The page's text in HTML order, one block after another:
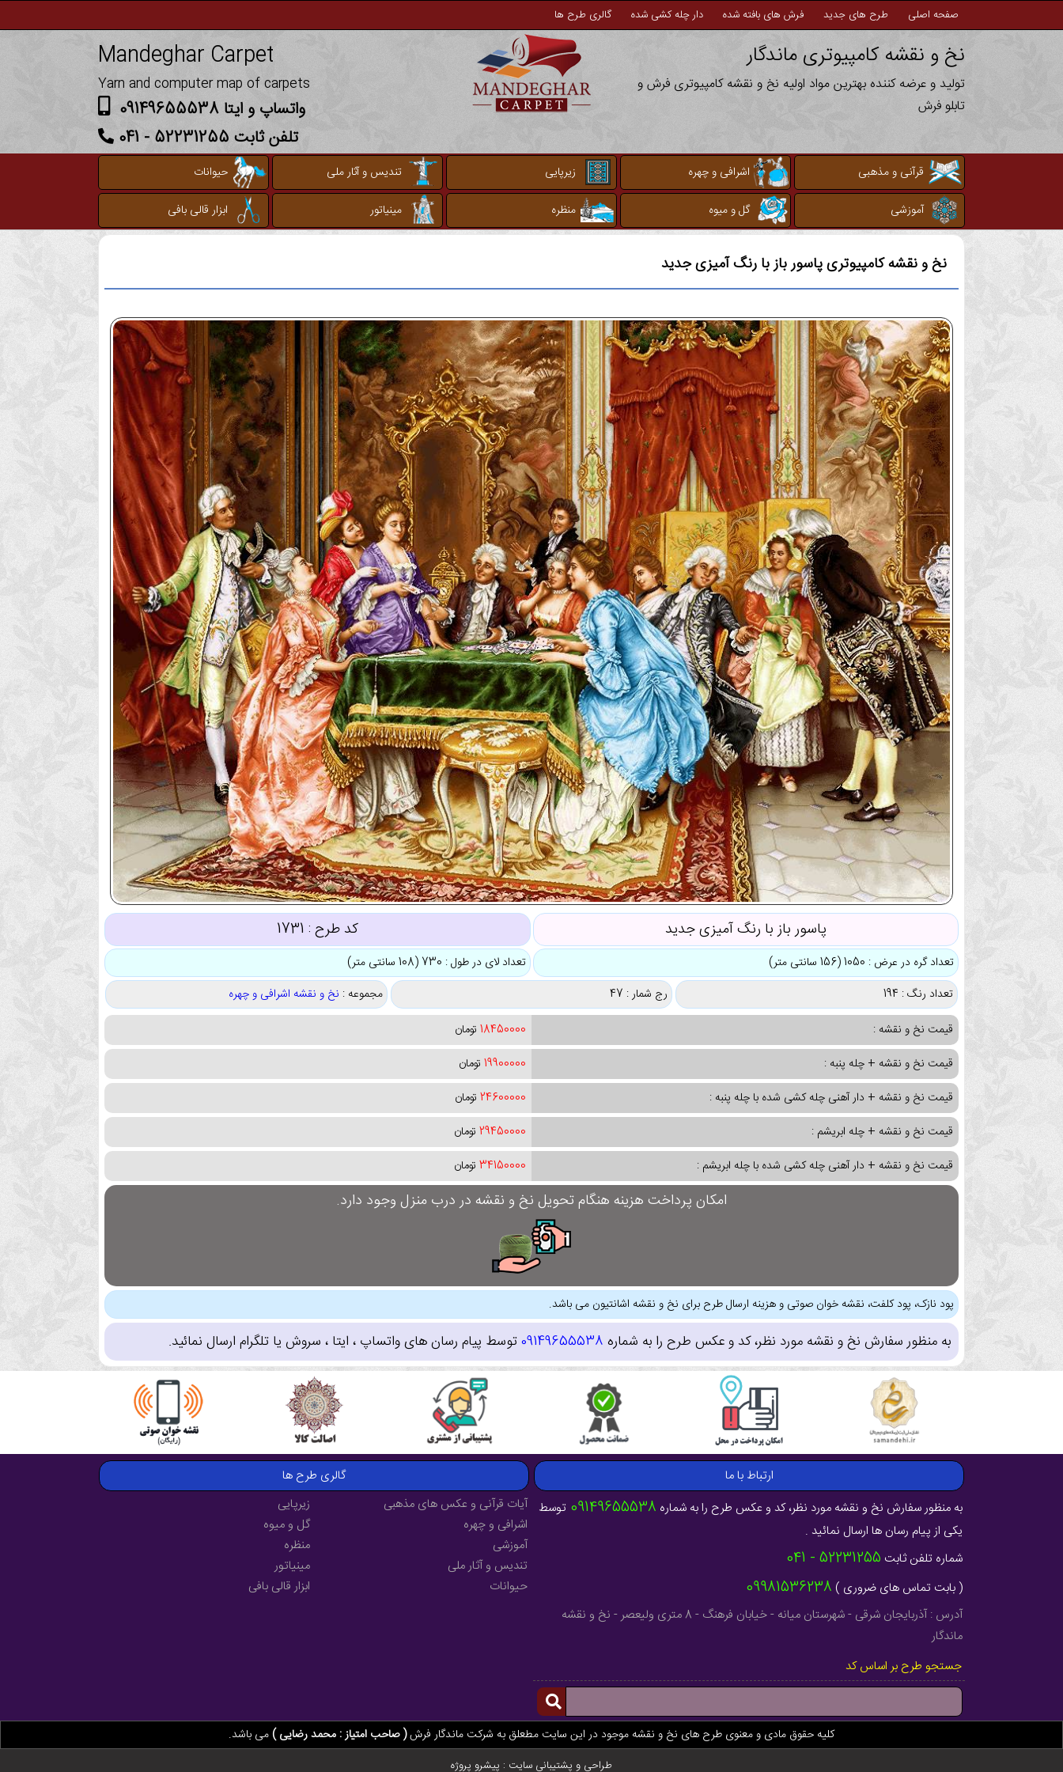
صفحه اصلی طرح های جدید فرش های بافته شده دار چله کشی شده گالری طرح ها
نخ و نقشه کامپیوتری ماندگار
تولید و عرضه کننده بهترین مواد اولیه نخ و نقشه کامپیوتری فرش و
تابلو فرش
Mandeghar Carpet
Yarn and computer map of carpets
واتساپ و ایتا 09149655538
تلفن ثابت 52231255 - 041
قرآنی و مذهبی اشرافی و چهره زیرپایی تندیس و آثار ملی
حیوانات
آموزشی
گل و میوه منظره مینیاتور ابزار قالی بافی
نخ و نقشه کامپیوتریپاسور باز با رنگ آمیزی جدید
پاسور باز با رنگ آمیزی جدید کد طرح : 1731
تعداد گره در عرض : 1050 (156 سانتی متر)
تعداد لای در طول : 730 (108 سانتی متر)
تعداد رنگ : 194
رج شمار : 47 مجموعه : نخ و نقشه اشرافی و چهره
قیمت نخ و نقشه :
18450000 تومان
قیمت نخ و نقشه + چله پنبه :
19900000 تومان
قیمت نخ و نقشه + دار آهنی چله کشی شده با چله پنبه :
24600000 تومان
قیمت نخ و نقشه + چله ابریشم :
29450000 تومان
قیمت نخ و نقشه + دار آهنی چله کشی شده با چله ابریشم :
34150000 تومان
امکان پرداخت هزینه هنگام تحویل نخ و نقشه در درب منزل وجود دارد.
پود نازک، پود کلفت، نقشه خوان صوتی و هزینه ارسال طرح برای نخ و نقشه اشانتیون می باشد.
به منظور سفارش نخ و نقشه مورد نظر، کد و عکس طرح را به شماره 09149655538توسط پیام رسان های واتساپ ، ایتا ، سروش یا تلگرام ارسال نمائید.
ارتباط با ما
به منظور سفارش نخ و نقشه مورد نظر، کد و عکس طرح را به شماره 09149655538 توسط
یکی از پیام رسان ها ارسال نمائید .
شماره تلفن ثابت 52231255 - 041
( بابت تماس های ضروری ) 09981536238
آدرس : آذربایجان شرقی - شهرستان میانه - خیابان فرهنگ - 8 متری ولیعصر - نخ و نقشه
ماندگار
جستجو طرح بر اساس کد
گالری طرح ها
آیات قرآنی و عکس های مذهبی
اشرافی و چهره
آموزشی
تندیس و آثار ملی
حیوانات
زیرپایی
گل و میوه
منظره
مینیاتور
ابزار قالی بافی
کلیه حقوق مادی و معنوی طرح های نخ و نقشه موجود در این سایت مطعلق به شرکت ماندگار فرش( صاحب امتیاز : محمد رضایی ) می باشد.
طراحی و پشتیبانی سایت : پیشرو پروژه